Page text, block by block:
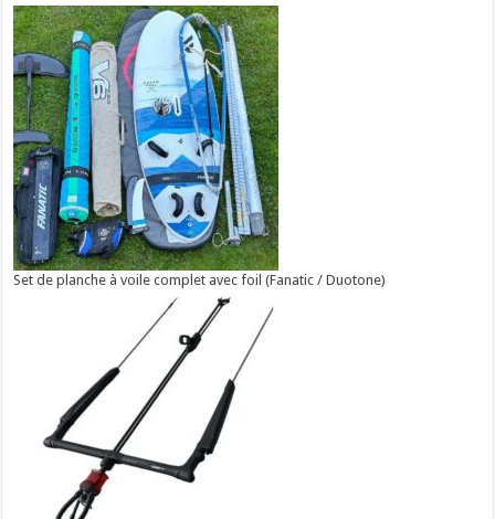
Set de planche à voile complet avec foil (Fanatic / Duotone)